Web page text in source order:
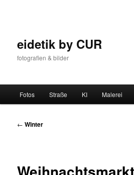
eidetik by CUR
fotografien & bilder
Fotos Straße KI Malerei
Beitrags-
← Winter